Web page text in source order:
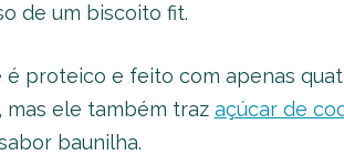
de um biscoito fit.
proteico e feito com apenas
, mas ele também traz açúcar de
baunilha.